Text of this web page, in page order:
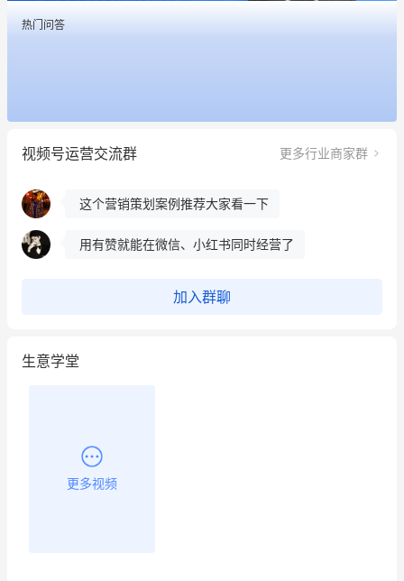
热门问答
视频号运营交流群 更多行业商家群
昨晚的直播课程太好啦❤️
冰墩墩货源充足需要的联系我
这个营销策划案例推荐大家看一下
用有赞就能在微信、小红书同时经营了
加入群聊
生意学堂
更多视频